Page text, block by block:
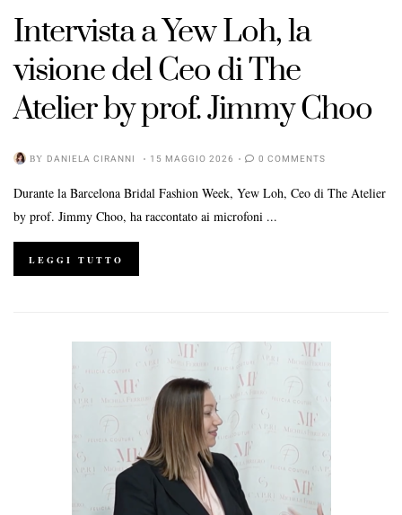
Intervista a Yew Loh, la
visione del Ceo di The
Atelier by prof. Jimmy Choo
BY DANIELA CIRANNI 15 MAGGIO 2026 0 COMMENTS
Durante la Barcelona Bridal Fashion Week, Yew Loh, Ceo di The Atelier
by prof. Jimmy Choo, ha raccontato ai microfoni ...
LEGGI TUTTO